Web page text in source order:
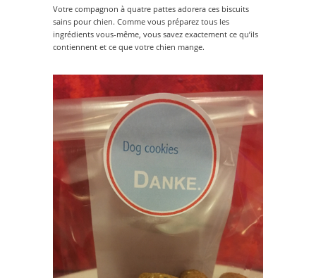
Votre compagnon à quatre pattes adorera ces biscuits
sains pour chien. Comme vous préparez tous les
ingrédients vous-même, vous savez exactement ce qu’ils
contiennent et ce que votre chien mange.